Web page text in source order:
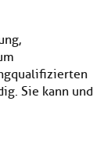
Sie kann und